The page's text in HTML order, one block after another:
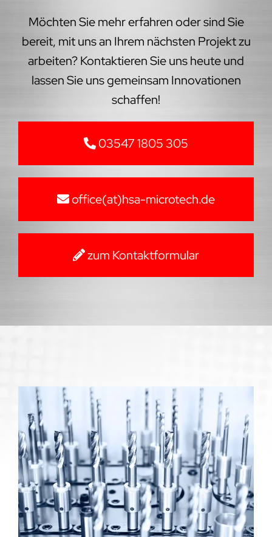
Möchten Sie mehr erfahren oder sind Sie
bereit, mit uns an Ihrem nächsten Projekt zu
arbeiten? Kontaktieren Sie uns heute und
lassen Sie uns gemeinsam Innovationen
schaffen!
03547 1805 305
office(at)hsa-microtech.de
zum Kontaktformular